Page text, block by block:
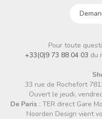
Pour toute
+33(0)9 73 88 04 03 du
33 rue de Rochefort
Ouvert le jeudi,
De Paris : TER direct Gare
Noorden Design vient